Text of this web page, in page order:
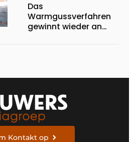
Das
Warmgussverfahren
gewinnt wieder an
Kontakt op